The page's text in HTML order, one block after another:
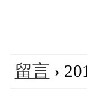
留言 ›